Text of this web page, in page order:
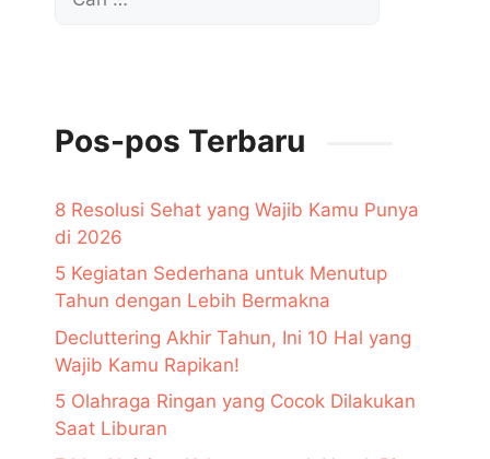
untuk:
Pos-pos Terbaru
8 Resolusi Sehat yang Wajib Kamu Punya
di 2026
5 Kegiatan Sederhana untuk Menutup
Tahun dengan Lebih Bermakna
Decluttering Akhir Tahun, Ini 10 Hal yang
Wajib Kamu Rapikan!
5 Olahraga Ringan yang Cocok Dilakukan
Saat Liburan